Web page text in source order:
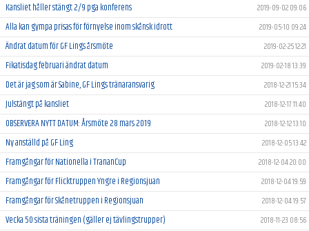
Kansliet håller stängt 2/9 pga konferens 2019-09-02 09:06
Alla kan gympa prisas för förnyelse inom skånsk idrott 2019-05-10 09:24
Ändrat datum för GF Lings årsmöte 2019-02-25 12:21
Fikatisdag februari ändrat datum 2019-02-18 13:39
Det är jag som är Sabine, GF Lings tränaransvarig 2018-12-21 15:34
Julstängt på kansliet 2018-12-17 11:40
OBSERVERA NYTT DATUM: Årsmöte 28 mars 2019 2018-12-12 13:10
Ny anställd på GF Ling 2018-12-05 13:42
Framgångar för Nationella i TrananCup 2018-12-04 20:00
Framgångar för Flicktruppen Yngre i Regionsjuan 2018-12-04 19:59
Framgångar för Skånetruppen i Regionsjuan 2018-12-04 19:57
Vecka 50 sista träningen (gäller ej tävlingstrupper) 2018-11-23 08:56